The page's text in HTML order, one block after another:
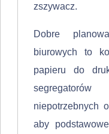
zszywacz.
Dobre
biurowych to
papieru do
niepotrzebnych
aby